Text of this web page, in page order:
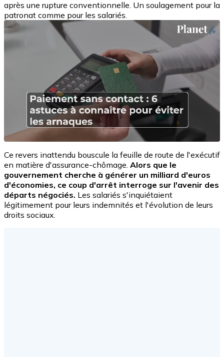
après une rupture conventionnelle. Un soulagement pour la
patronat comme pour les salariés.
Ce revers inattendu bouscule la feuille de route de l'exécutif
en matière d'assurance-chômage. Alors que le
gouvernement cherche à générer un milliard d'euros
d'économies, ce coup d'arrêt interroge sur l'avenir des
départs négociés. Les salariés s'inquiétaient
légitimement pour leurs indemnités et l'évolution de leurs
droits sociaux.